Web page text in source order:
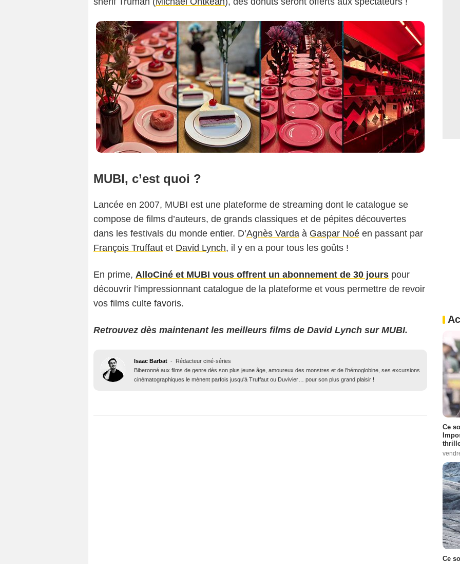
MUBI, c’est quoi ?
Lancée en 2007, MUBI est une plateforme de streaming dont le catalogue se
compose de films d’auteurs, de grands classiques et de pépites découvertes
dans les festivals du monde entier. D’Agnès Varda à Gaspar Noé en passant par
François Truffaut et David Lynch, il y en a pour tous les goûts !
En prime, AlloCiné et MUBI vous offrent un abonnement de 30 jours pour
découvrir l’impressionnant catalogue de la plateforme et vous permettre de revoir
vos films culte favoris.
Retrouvez dès maintenant les meilleurs films de David Lynch sur MUBI.
Isaac Barbat -
Rédacteur ciné-séries
Biberonné aux films de genre dès son plus jeune âge, amoureux des monstres et de l'hémoglobine, ses excursions
cinématographiques le mènent parfois jusqu'à Truffaut ou Duvivier… pour son plus grand plaisir !
Ce
Ce